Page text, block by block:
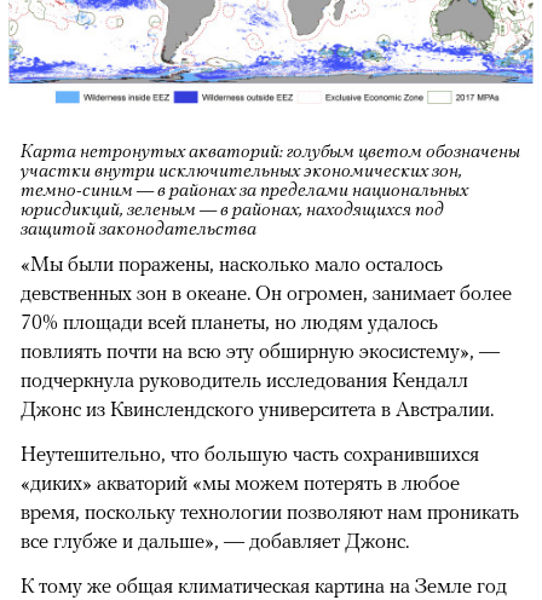
Карта нетронутых акваторий: голубым цветом обозначены
участки внутри исключительных экономических зон,
темно-синим — в районах за пределами национальных
юрисдикций, зеленым — в районах, находящихся под
защитой законодательства
«Мы были поражены, насколько мало осталось
девственных зон в океане. Он огромен, занимает более
70% площади всей планеты, но людям удалось
повлиять почти на всю эту обширную экосистему», —
подчеркнула руководитель исследования Кендалл
Джонс из Квинслендского университета в Австралии.
Неутешительно, что большую часть сохранившихся
«диких» акваторий «мы можем потерять в любое
время, поскольку технологии позволяют нам проникать
все глубже и дальше», — добавляет Джонс.
К тому же общая климатическая картина на Земле год